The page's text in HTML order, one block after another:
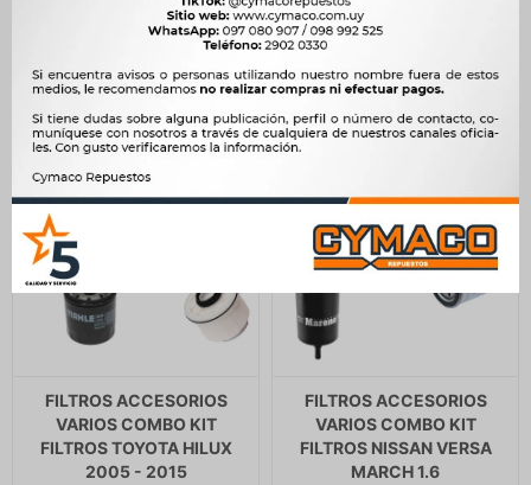
$330
FILTROS ACCESORIOS
VARIOS COMBO KIT
FILTROS TOYOTA HILUX
2005 - 2015
FILTROS ACCESORIOS
VARIOS COMBO KIT
FILTROS NISSAN VERSA
MARCH 1.6